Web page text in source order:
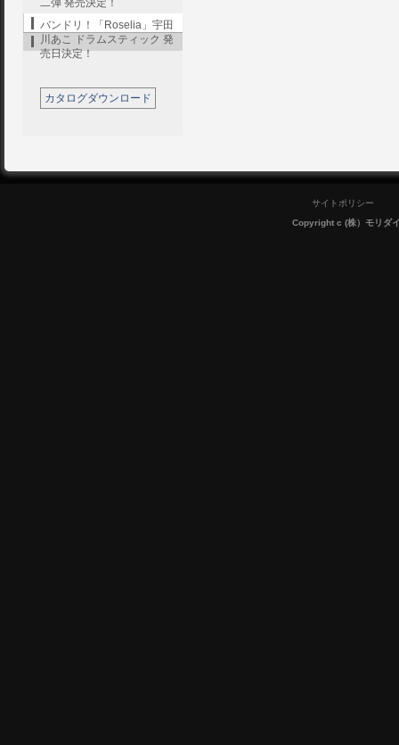
二弾 発売決定！
バンドリ！「Roselia」宇田
川あこ ドラムスティック 発
売日決定！
カタログダウンロード
サイトポリシー
Copyright c (株）モリダ